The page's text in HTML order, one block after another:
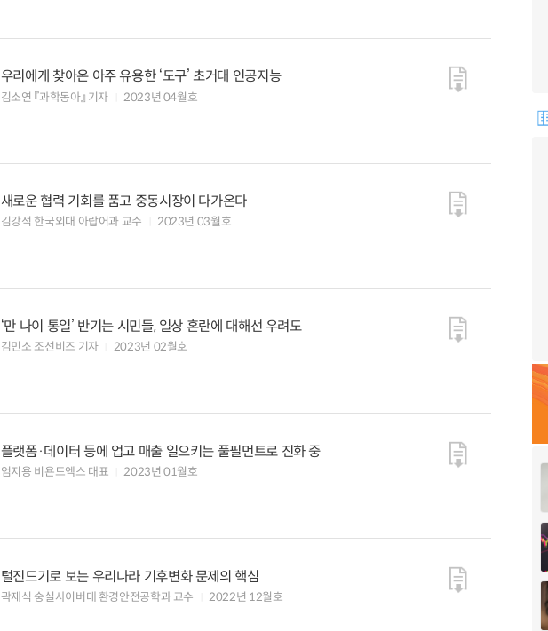
우리에게 찾아온 아주 유용한 ‘도구’ 초거대 인공지능
김소연 『과학동아』 기자 2023년 04월호
새로운 협력 기회를 품고 중동시장이 다가온다
김강석 한국외대 아랍어과 교수 2023년 03월호
‘만 나이 통일’ 반기는 시민들, 일상 혼란에 대해선 우려도
김민소 조선비즈 기자 2023년 02월호
플랫폼·데이터 등에 업고 매출 일으키는 풀필먼트로 진화 중
엄지용 비욘드엑스 대표 2023년 01월호
털진드기로 보는 우리나라 기후변화 문제의 핵심
곽재식 숭실사이버대 환경안전공학과 교수 2022년 12월호